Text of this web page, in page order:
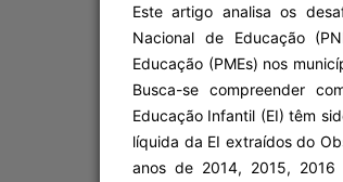
Este artigo analisa os
Nacional de Educação
Educação (PMEs) nos
Busca-se compreender
Educação Infantil (EI) têm
líquida da EI extraídos do
anos de 2014, 2015,